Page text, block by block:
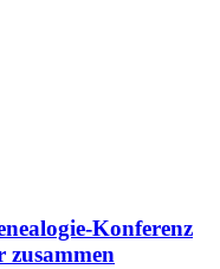
Konferenz